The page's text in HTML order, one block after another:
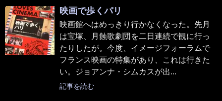
映画で歩くパリ
映画館へはめっきり行かなくなった。先月
は宝塚、月蝕歌劇団を二日連続で観に行っ
たりしたが。今度、イメージフォーラムで
フランス映画の特集があり、これは行きた
い。ジョアンナ・シムカスが出...
記事を読む